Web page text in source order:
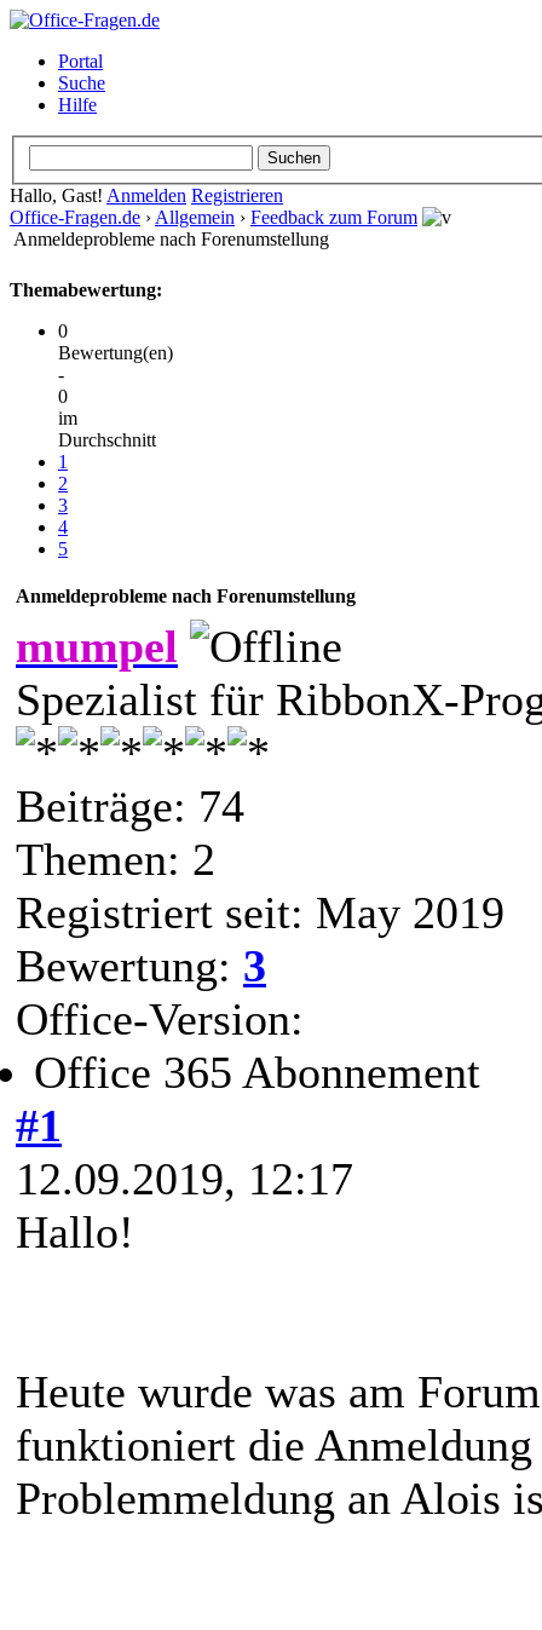
Portal
Suche
Hilfe
Hallo, Gast! Anmelden Registrieren
Office-Fragen.de › Allgemein › Feedback zum Forum
Anmeldeprobleme nach Forenumstellung
Themabewertung:
0
Bewertung(en)
-
0
im
Durchschnitt
1
2
3
4
5
Anmeldeprobleme nach Forenumstellung
mumpel
Spezialist für RibbonX-
Beiträge: 74
Themen: 2
Registriert seit: May 2019
Bewertung: 3
Office-Version:
Office 365 Abonnement
#1
12.09.2019, 12:17
Hallo!
Heute wurde was am
funktioniert die
Problemmeldung an Alois